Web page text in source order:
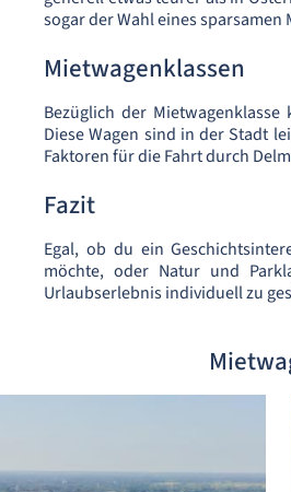
sogar der Wahl eines
Mietwagenklassen
Bezüglich der
Diese Wagen sind in der Stadt
Faktoren für die Fahrt durch
Fazit
Egal, ob du ein
möchte, oder Natur und
Urlaubserlebnis individuell zu